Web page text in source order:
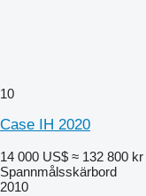
10
Case IH 2020
14 000 US$ ≈ 132 800 kr
Spannmålsskärbord
2010